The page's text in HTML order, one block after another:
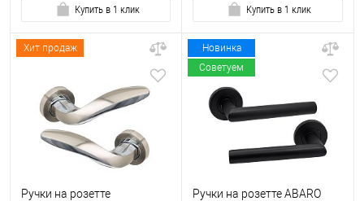
Купить в 1 клик Купить в 1 клик
Хит продаж
Ручки на розетте
Новинка
Советуем
Ручки на розетте ABARO